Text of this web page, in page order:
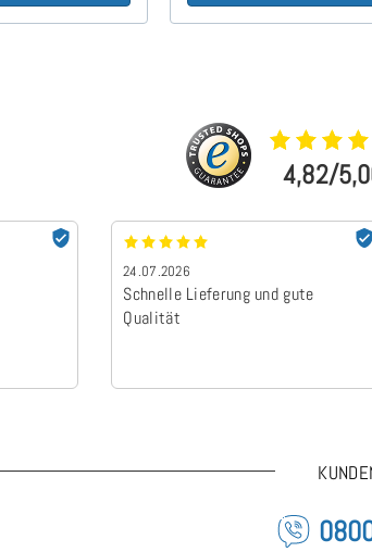
4,82/
24.07.2026
Schnelle Lieferung und gute
Qualität